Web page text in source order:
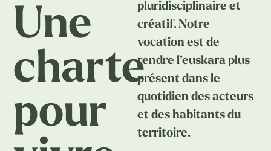
Une
charte
pour
pluridisciplinaire et
créatif. Notre
vocation est de
rendre l’euskara plus
présent dans le
quotidien des acteurs
et des habitants du
territoire.